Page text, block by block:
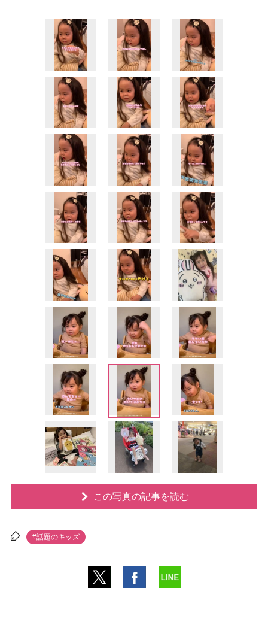
この写真の記事を読む
#話題のキッズ